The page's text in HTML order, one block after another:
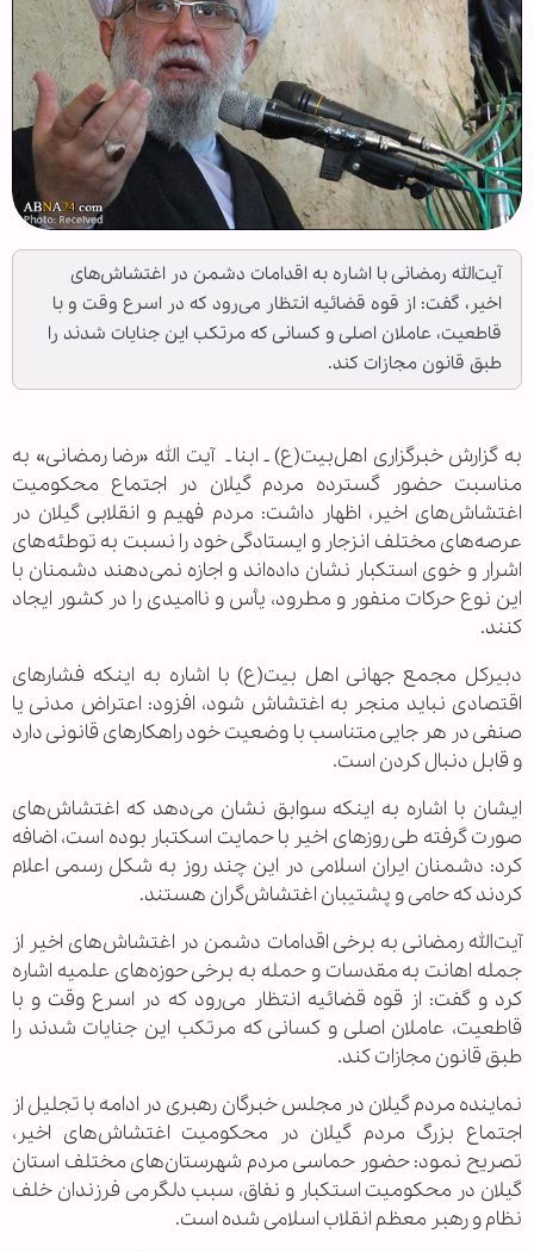
آیت‌الله رمضانی با اشاره به اقدامات دشمن در اغتشاش‌های
اخیر، گفت: از قوه قضائیه انتظار می‌رود که در اسرع وقت و با
قاطعیت، عاملان اصلی و کسانی که مرتکب این جنایات شدند را
طبق قانون مجازات کند.
به گزارش خبرگزاری اهل‌بیت(ع) ـ ابنا ـ آیت‌ الله «رضا رمضانی» به
مناسبت حضور گسترده مردم گیلان در اجتماع محکومیت
اغتشاش‌های اخیر، اظهار داشت: مردم فهیم و انقلابی گیلان در
عرصه‌های مختلف انزجار و ایستادگی خود را نسبت به توطئه‌های
اشرار و خوی استکبار نشان داده‌اند و اجازه نمی‌دهند دشمنان با
این نوع حرکات منفور و مطرود، یأس و ناامیدی را در کشور ایجاد
کنند.
دبیرکل مجمع جهانی اهل بیت(ع) با اشاره به اینکه فشارهای
اقتصادی نباید منجر به اغتشاش شود، افزود: اعتراض مدنی یا
صنفی در هر جایی متناسب با وضعیت خود راهکارهای قانونی دارد
و قابل دنبال کردن است.
ایشان با اشاره به اینکه سوابق نشان می‌دهد که اغتشاش‌های
صورت گرفته طی روزهای اخیر با حمایت اسکتبار بوده است، اضافه
کرد: دشمنان ایران اسلامی در این چند روز به شکل رسمی اعلام
کردند که حامی و پشتیبان اغتشاش‌گران هستند.
آیت‌الله رمضانی به برخی اقدامات دشمن در اغتشاش‌های اخیر از
جمله اهانت به مقدسات و حمله به برخی حوزه‌های علمیه اشاره
کرد و گفت: از قوه قضائیه انتظار می‌رود که در اسرع وقت و با
قاطعیت، عاملان اصلی و کسانی که مرتکب این جنایات شدند را
طبق قانون مجازات کند.
نماینده مردم گیلان در مجلس خبرگان رهبری در ادامه با تجلیل از
اجتماع بزرگ مردم گیلان در محکومیت اغتشاش‌های اخیر،
تصریح نمود: حضور حماسی مردم شهرستان‌های مختلف استان
گیلان در محکومیت استکبار و نفاق، سبب دلگرمی فرزندان خلف
نظام و رهبر معظم انقلاب اسلامی شده است.